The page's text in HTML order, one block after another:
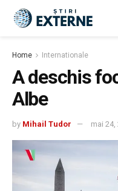
Home Internationale
A deschis
Albe
by Mihail Tudor mai 24,